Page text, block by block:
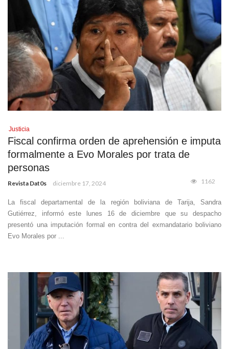
Justicia
Fiscal confirma orden de aprehensión e imputa
formalmente a Evo Morales por trata de
personas
Revista Dat0s diciembre 17, 2024 1162
La fiscal departamental de la región boliviana de Tarija, Sandra
Gutiérrez, informó este lunes 16 de diciembre que su despacho
presentó una imputación formal en contra del exmandatario boliviano
Evo Morales por ...